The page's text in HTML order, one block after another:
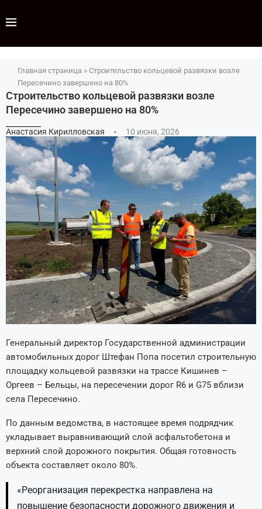
Главная страница » Строительство кольцевой развязки возле
Пересечино завершено на 80%
Строительство кольцевой развязки возле
Пересечино завершено на 80%
Анастасия Кирилловская 10 июня, 2026
Генеральный директор Государственной администрации
автомобильных дорог Штефан Попа посетил строительную
площадку кольцевой развязки на трассе Кишинев –
Оргеев – Бельцы, на пересечении дорог R6 и G75 вблизи
села Пересечино.
По данным ведомства, в настоящее время подрядчик
укладывает выравнивающий слой асфальтобетона и
верхний слой дорожного покрытия. Общая готовность
объекта составляет около 80%.
«Реорганизация перекрестка направлена на
повышение безопасности дорожного движения и